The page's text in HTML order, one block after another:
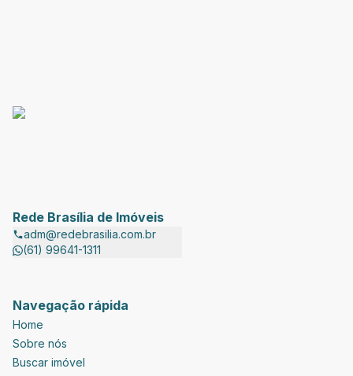
Rede Brasília de Imóveis
adm@redebrasilia.com.br
(61) 99641-1311
Navegação rápida
Home
Sobre nós
Buscar imóvel